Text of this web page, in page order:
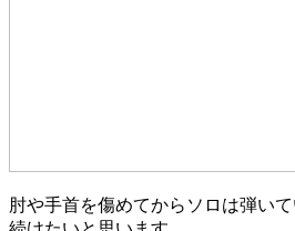
肘や手首を傷めてからソロは弾い